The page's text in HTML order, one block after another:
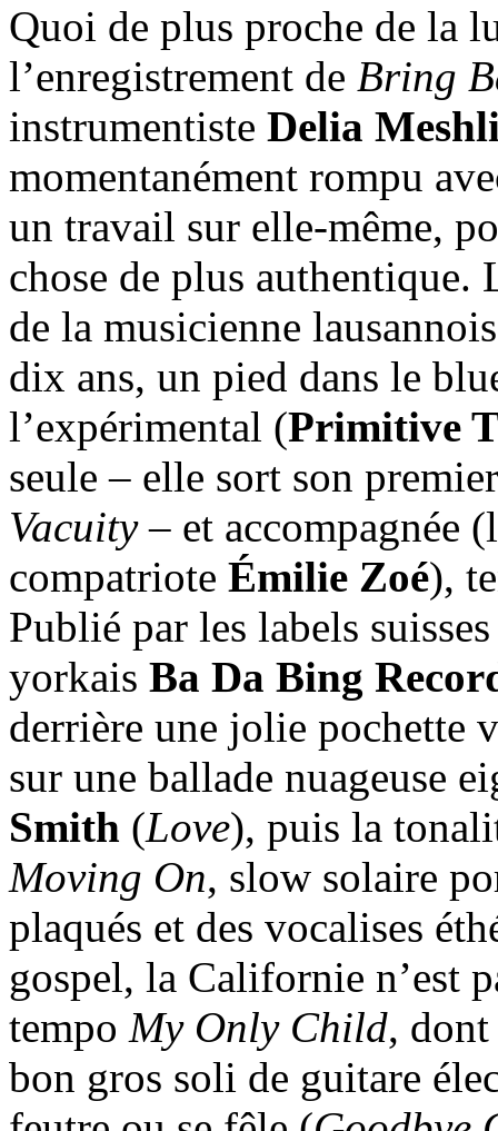
Quoi de plus proche de la
l’enregistrement de Bring
instrumentiste Delia
momentanément rompu
un travail sur elle-même,
chose de plus authentique.
de la musicienne
dix ans, un pied dans le
l’expérimental (Primitive
seule – elle sort son
Vacuity– et accompagnée
compatriote Émilie Zoé),
Publié par les labels
yorkais Ba Da Bing
derrière une jolie pochette
sur une ballade nuageuse
Smith (Love), puis la
Moving On, slow solaire
plaqués et des vocalises
gospel, la Californie n’est
tempo My Only Child,
bon gros soli de guitare